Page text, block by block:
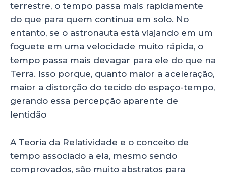
terrestre, o tempo passa mais rapidamente
do que para quem continua em solo. No
entanto, se o astronauta está viajando em um
foguete em uma velocidade muito rápida, o
tempo passa mais devagar para ele do que na
Terra. Isso porque, quanto maior a aceleração,
maior a distorção do tecido do espaço-tempo,
gerando essa percepção aparente de
lentidão
A Teoria da Relatividade e o conceito de
tempo associado a ela, mesmo sendo
comprovados, são muito abstratos para